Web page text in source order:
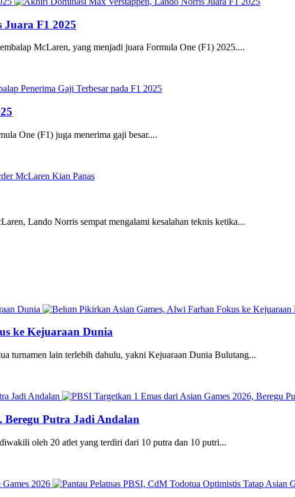
F1 2025
McLaren, yang menjadi juara Formula One (F1) 2025....
One (F1) juga menerima gaji besar....
Lando Norris sempat mengalami kesalahan teknis ketika...
ke Kejuaraan Dunia
turnamen lain terlebih dahulu, yakni Kejuaraan Dunia Bulutang...
Beregu Putra Jadi Andalan
oleh 20 atlet yang terdiri dari 10 putra dan 10 putri...